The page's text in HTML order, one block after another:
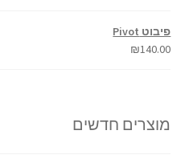
פיבוט Pivot
₪140.00
מוצרים חדשים